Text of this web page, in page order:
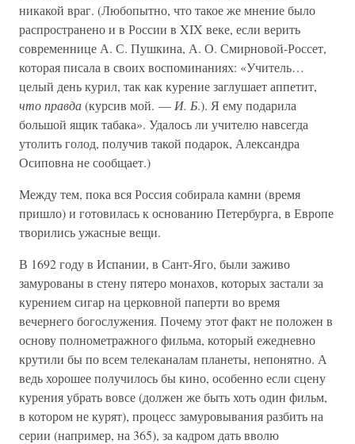
никакой враг. (Любопытно, что такое же мнение было
распространено и в России в XIX веке, если верить
современнице А. С. Пушкина, А. О. Смирновой-Россет,
которая писала в своих воспоминаниях: «Учитель…
целый день курил, так как курение заглушает аппетит,
что правда(курсив мой. — И. Б.). Я ему подарила
большой ящик табака». Удалось ли учителю навсегда
утолить голод, получив такой подарок, Александра
Осиповна не сообщает.)
Между тем, пока вся Россия собирала камни (время
пришло) и готовилась к основанию Петербурга, в Европе
творились ужасные вещи.
В 1692 году в Испании, в Сант-Яго, были заживо
замурованы в стену пятеро монахов, которых застали за
курением сигар на церковной паперти во время
вечернего богослужения. Почему этот факт не положен в
основу полнометражного фильма, который ежедневно
крутили бы по всем телеканалам планеты, непонятно. А
ведь хорошее получилось бы кино, особенно если сцену
курения убрать вовсе (должен же быть хоть один фильм,
в котором не курят), процесс замуровывания разбить на
серии (например, на 365), за кадром дать вволю